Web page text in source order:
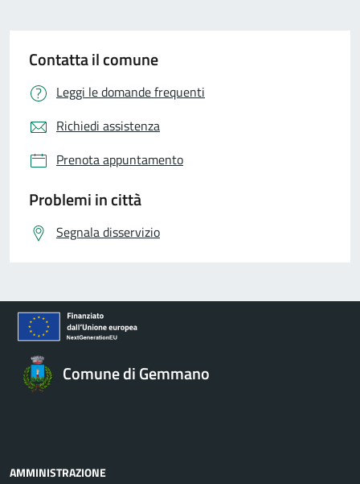
Contatta il comune
Leggi le domande frequenti
Richiedi assistenza
Prenota appuntamento
Problemi in città
Segnala disservizio
Comune di Gemmano
AMMINISTRAZIONE